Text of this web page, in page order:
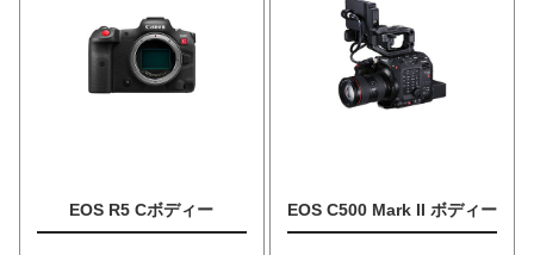
EOS R5 Cボディー EOS C500 Mark II ボディー